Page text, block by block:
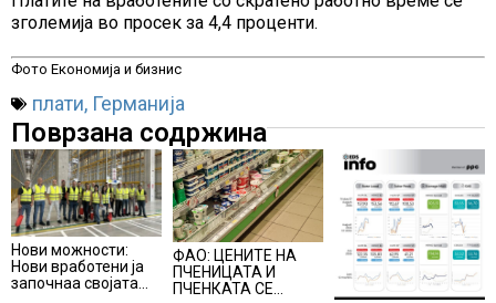
зголемија во просек за 4,4 проценти.
Фото Економија и бизнис
плати, Германија
Поврзана содржина
Нови можности:
Нови вработени ја
започнаа својата
ФАО: ЦЕНИТЕ НА
ПЧЕНИЦАТА И
ПЧЕНКАТА СЕ